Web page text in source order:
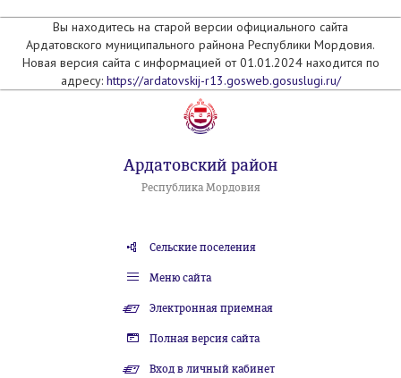
Вы находитесь на старой версии официального сайта
Ардатовского муниципального райнона Республики Мордовия.
Новая версия сайта с информацией от 01.01.2024 находится по
адресу: https://ardatovskij-r13.gosweb.gosuslugi.ru/
Ардатовский район
Республика Мордовия
Сельские поселения
Меню сайта
Электронная приемная
Полная версия сайта
Вход в личный кабинет